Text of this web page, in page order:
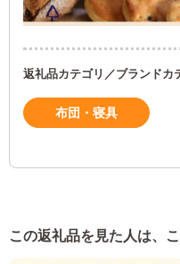
返礼品カテゴリ／ブランドカ
布団・寝具
この返礼品を見た人は、